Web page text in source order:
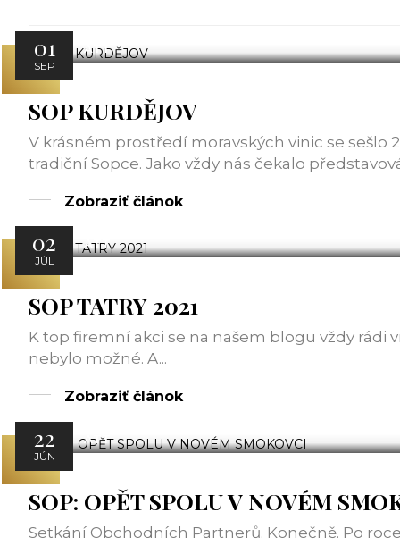
01
SEP
ATT
SOP KURDĚJOV
V krásném prostředí moravských vinic se
tradiční Sopce. Jako vždy nás čekalo
Zobraziť článok
02
JÚL
ATT
SOP TATRY 2021
K top firemní akci se na našem blogu vždy rádi
nebylo možné. A...
Zobraziť článok
22
JÚN
ATT
SOP: OPĚT SPOLU V NOVÉM
Setkání Obchodních Partnerů. Konečně. Po